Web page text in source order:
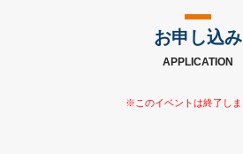
お申し込み
APPLICATION